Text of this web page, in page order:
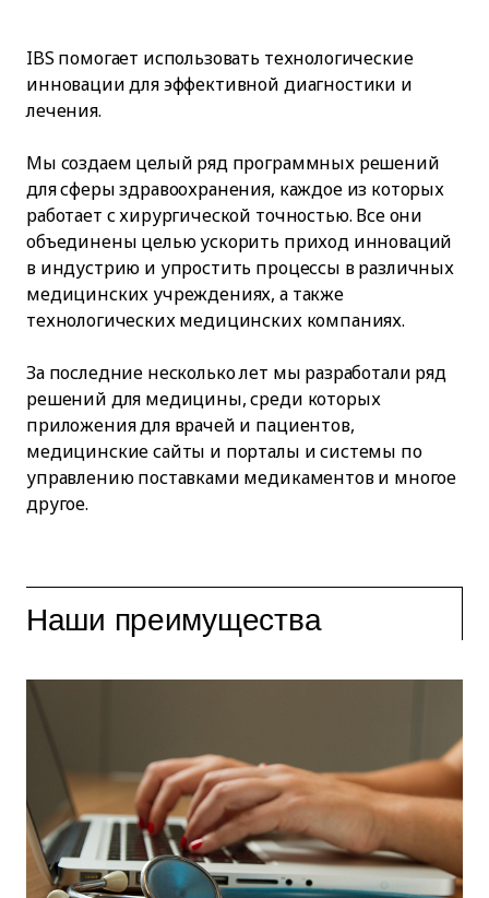
IBS помогает использовать технологические
инновации для эффективной диагностики и
лечения.
Мы создаем целый ряд программных решений
для сферы здравоохранения, каждое из которых
работает с хирургической точностью. Все они
объединены целью ускорить приход инноваций
в индустрию и упростить процессы в различных
медицинских учреждениях, а также
технологических медицинских компаниях.
За последние несколько лет мы разработали ряд
решений для медицины, среди которых
приложения для врачей и пациентов,
медицинские сайты и порталы и системы по
управлению поставками медикаментов и многое
другое.
Наши преимущества